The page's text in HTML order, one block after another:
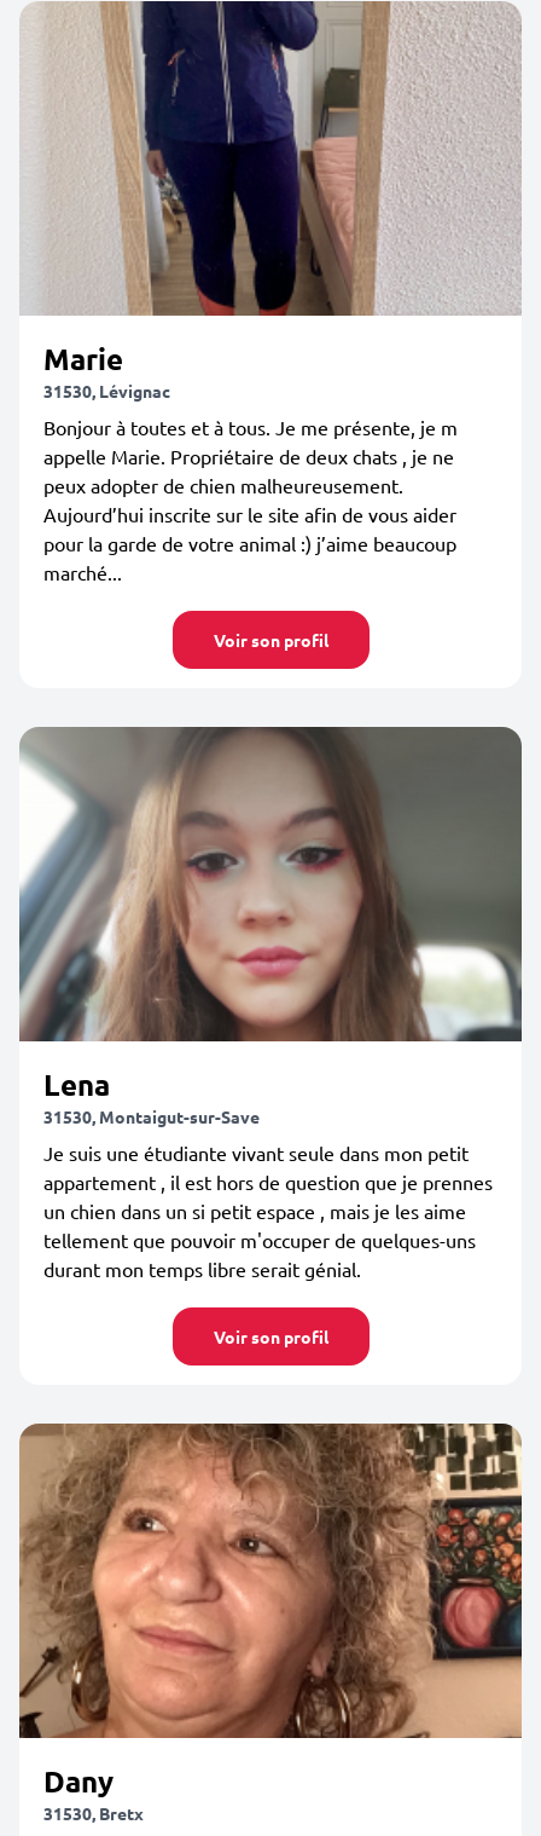
Marie
31530, Lévignac
Bonjour à toutes et à tous. Je me présente, je m
appelle Marie. Propriétaire de deux chats , je ne
peux adopter de chien malheureusement.
Aujourd’hui inscrite sur le site afin de vous aider
pour la garde de votre animal :) j’aime beaucoup
marché...
Voir son profil
Lena
31530, Montaigut-sur-Save
Je suis une étudiante vivant seule dans mon petit
appartement , il est hors de question que je prennes
un chien dans un si petit espace , mais je les aime
tellement que pouvoir m'occuper de quelques-uns
durant mon temps libre serait génial.
Voir son profil
Dany
31530, Bretx